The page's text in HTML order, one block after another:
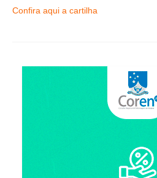
Suspensão do
Clube de Vantagens
Valores dos serviços
Confira aqui a cartilha